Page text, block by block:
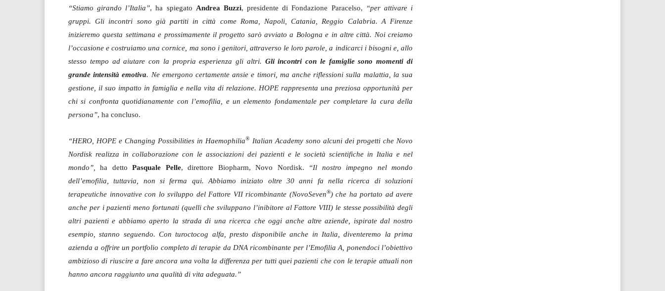
“Stiamo girando l’Italia”, ha spiegato Andrea Buzzi, presidente di Fondazione Paracelso,
“per attivare i
gruppi. Gli incontri sono già partiti in città come Roma, Napoli, Catania, Reggio Calabria. A Firenze
inizieremo questa settimana e prossimamente il progetto sarò avviato a Bologna e in altre città. Noi creiamo
l’occasione e costruiamo una cornice, ma sono i genitori, attraverso le loro parole, a indicarci i bisogni e, allo
stesso tempo ad aiutare con la propria esperienza gli altri. Gli incontri con le famiglie sono momenti di
grande intensità emotiva. Ne emergono certamente ansie e timori, ma anche riflessioni sulla malattia, la sua
gestione, il suo impatto in famiglia e nella vita di relazione. HOPE rappresenta una preziosa opportunità per
chi si confronta quotidianamente con l’emofilia, e un elemento fondamentale per completare la cura della
persona”, ha concluso.
“HERO, HOPE e Changing Possibilities in Haemophilia® Italian Academy sono alcuni dei progetti che Novo
Nordisk realizza in collaborazione con le associazioni dei pazienti e le società scientifiche in Italia e nel
mondo”,
ha dettoPasquale Pelle, direttore Biopharm, Novo Nordisk.
“Il nostro impegno nel mondo
dell’emofilia, tuttavia, non si ferma qui. Abbiamo iniziato oltre 30 anni fa nella ricerca di soluzioni
terapeutiche innovative con lo sviluppo del Fattore VII ricombinante (NovoSeven®) che ha portato ad avere
anche per i pazienti meno fortunati (quelli che sviluppano l’inibitore al Fattore VIII) le stesse possibilità degli
altri pazienti e abbiamo aperto la strada di una ricerca che oggi anche altre aziende, ispirate dal nostro
esempio, stanno seguendo. Con turoctocog alfa, presto disponibile anche in Italia, diventeremo la prima
azienda a offrire un portfolio completo di terapie da DNA ricombinante per l’Emofilia A, ponendoci l’obiettivo
ambizioso di riuscire a fare ancora una volta la differenza per tutti quei pazienti che con le terapie attuali non
hanno ancora raggiunto una qualità di vita adeguata.”